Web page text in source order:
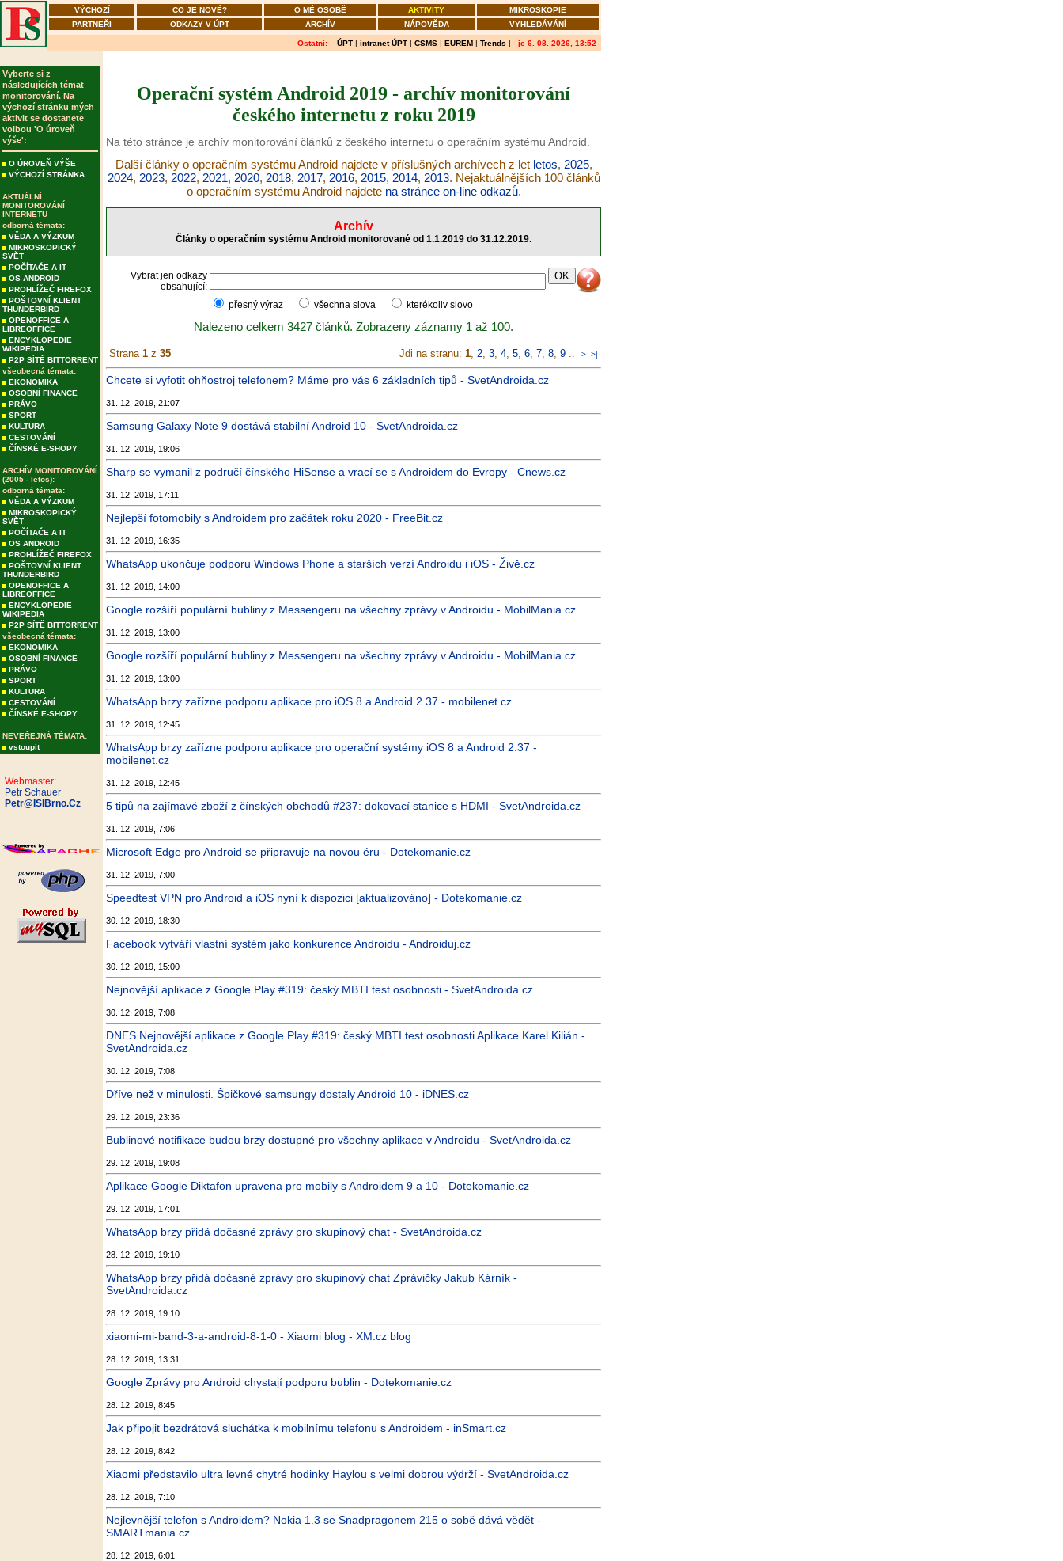
VÝCHOZÍ CO JE NOVÉ? O MÉ OSOBĚ AKTIVITY
MIKROSKOPIE
PARTNEŘI
ODKAZY V ÚPT ARCHÍV NÁPOVĚDA VYHLEDÁVÁNÍ
Ostatní: ÚPT | intranet ÚPT | CSMS | EUREM | Trends | je 6. 08. 2026, 13:52
Vyberte si z
následujících témat
monitorování. Na
výchozí stránku mých
aktivit se dostanete
volbou 'O úroveň
výše':
O ÚROVEŇ VÝŠE
VÝCHOZÍ STRÁNKA
AKTUÁLNÍ
MONITOROVÁNÍ
INTERNETU
odborná témata:
VĚDA A VÝZKUM
MIKROSKOPICKÝ
SVĚT
POČÍTAČE A IT
OS ANDROID
PROHLÍŽEČ FIREFOX
POŠTOVNÍ KLIENT
THUNDERBIRD
OPENOFFICE A
LIBREOFFICE
ENCYKLOPEDIE
WIKIPEDIA
P2P SÍTĚ BITTORRENT
všeobecná témata:
EKONOMIKA
OSOBNÍ FINANCE
PRÁVO
SPORT
KULTURA
CESTOVÁNÍ
ČÍNSKÉ E-SHOPY
ARCHÍV MONITOROVÁNÍ
(2005 - letos):
odborná témata:
VĚDA A VÝZKUM
MIKROSKOPICKÝ
SVĚT
POČÍTAČE A IT
OS ANDROID
PROHLÍŽEČ FIREFOX
POŠTOVNÍ KLIENT
THUNDERBIRD
OPENOFFICE A
LIBREOFFICE
ENCYKLOPEDIE
WIKIPEDIA
P2P SÍTĚ BITTORRENT
všeobecná témata:
EKONOMIKA
OSOBNÍ FINANCE
PRÁVO
SPORT
KULTURA
CESTOVÁNÍ
ČÍNSKÉ E-SHOPY
NEVEŘEJNÁ TÉMATA:
vstoupit
Webmaster:
Petr Schauer
Petr@ISIBrno.Cz
Operační systém Android 2019 - archív monitorování
českého internetu z roku 2019
Na této stránce je archív monitorování článků z českého internetu o operačním systému Android.
Další články o operačním systému Android najdete v příslušných archívech z let letos, 2025,
2024, 2023, 2022, 2021, 2020, 2018, 2017, 2016, 2015, 2014, 2013. Nejaktuálnějších 100 článků
o operačním systému Android najdete na stránce on-line odkazů.
Archív
Články o operačním systému Android monitorované od 1.1.2019 do 31.12.2019.
Vybrat jen odkazy
obsahující:
přesný výraz
všechna slova kterékoliv slovo
Nalezeno celkem 3427 článků. Zobrazeny záznamy 1 až 100.
Strana 1 z 35 Jdi na stranu: 1, 2, 3, 4, 5, 6, 7, 8, 9 .. > >|
Chcete si vyfotit ohňostroj telefonem? Máme pro vás 6 základních tipů - SvetAndroida.cz
31. 12. 2019, 21:07
Samsung Galaxy Note 9 dostává stabilní Android 10 - SvetAndroida.cz
31. 12. 2019, 19:06
Sharp se vymanil z područí čínského HiSense a vrací se s Androidem do Evropy - Cnews.cz
31. 12. 2019, 17:11
Nejlepší fotomobily s Androidem pro začátek roku 2020 - FreeBit.cz
31. 12. 2019, 16:35
WhatsApp ukončuje podporu Windows Phone a starších verzí Androidu i iOS - Živě.cz
31. 12. 2019, 14:00
Google rozšíří populární bubliny z Messengeru na všechny zprávy v Androidu - MobilMania.cz
31. 12. 2019, 13:00
Google rozšíří populární bubliny z Messengeru na všechny zprávy v Androidu - MobilMania.cz
31. 12. 2019, 13:00
WhatsApp brzy zařízne podporu aplikace pro iOS 8 a Android 2.37 - mobilenet.cz
31. 12. 2019, 12:45
WhatsApp brzy zařízne podporu aplikace pro operační systémy iOS 8 a Android 2.37 -
mobilenet.cz
31. 12. 2019, 12:45
5 tipů na zajímavé zboží z čínských obchodů #237: dokovací stanice s HDMI - SvetAndroida.cz
31. 12. 2019, 7:06
Microsoft Edge pro Android se připravuje na novou éru - Dotekomanie.cz
31. 12. 2019, 7:00
Speedtest VPN pro Android a iOS nyní k dispozici [aktualizováno] - Dotekomanie.cz
30. 12. 2019, 18:30
Facebook vytváří vlastní systém jako konkurence Androidu - Androiduj.cz
30. 12. 2019, 15:00
Nejnovější aplikace z Google Play #319: český MBTI test osobnosti - SvetAndroida.cz
30. 12. 2019, 7:08
DNES Nejnovější aplikace z Google Play #319: český MBTI test osobnosti Aplikace Karel Kilián -
SvetAndroida.cz
30. 12. 2019, 7:08
Dříve než v minulosti. Špičkové samsungy dostaly Android 10 - iDNES.cz
29. 12. 2019, 23:36
Bublinové notifikace budou brzy dostupné pro všechny aplikace v Androidu - SvetAndroida.cz
29. 12. 2019, 19:08
Aplikace Google Diktafon upravena pro mobily s Androidem 9 a 10 - Dotekomanie.cz
29. 12. 2019, 17:01
WhatsApp brzy přidá dočasné zprávy pro skupinový chat - SvetAndroida.cz
28. 12. 2019, 19:10
WhatsApp brzy přidá dočasné zprávy pro skupinový chat Zprávičky Jakub Kárník -
SvetAndroida.cz
28. 12. 2019, 19:10
xiaomi-mi-band-3-a-android-8-1-0 - Xiaomi blog - XM.cz blog
28. 12. 2019, 13:31
Google Zprávy pro Android chystají podporu bublin - Dotekomanie.cz
28. 12. 2019, 8:45
Jak připojit bezdrátová sluchátka k mobilnímu telefonu s Androidem - inSmart.cz
28. 12. 2019, 8:42
Xiaomi představilo ultra levné chytré hodinky Haylou s velmi dobrou výdrží - SvetAndroida.cz
28. 12. 2019, 7:10
Nejlevnější telefon s Androidem? Nokia 1.3 se Snadpragonem 215 o sobě dává vědět -
SMARTmania.cz
28. 12. 2019, 6:01